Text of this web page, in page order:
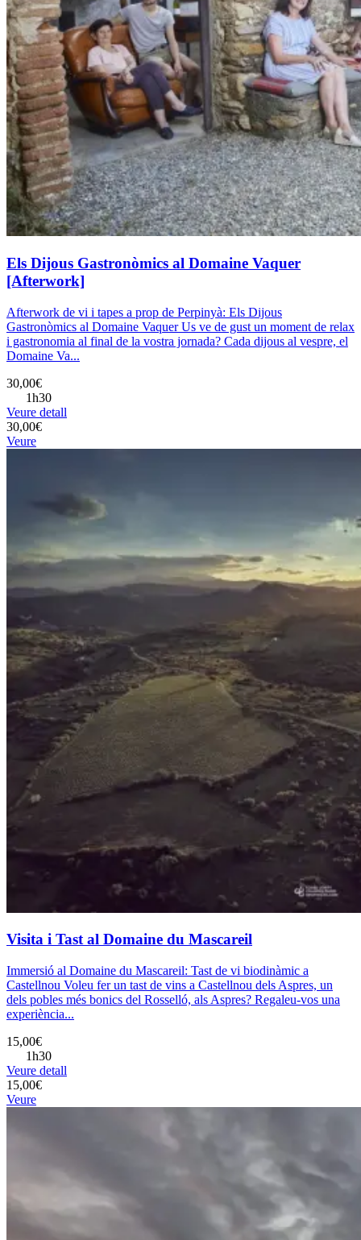
Els Dijous Gastronòmics al Domaine Vaquer
[Afterwork]
Afterwork de vi i tapes a prop de Perpinyà: Els Dijous
Gastronòmics al Domaine Vaquer Us ve de gust un moment de relax
i gastronomia al final de la vostra jornada? Cada dijous al vespre, el
Domaine Va...
30,00€
1h30
Veure detall
30,00€
Veure
Visita i Tast al Domaine du Mascareil
Immersió al Domaine du Mascareil: Tast de vi biodinàmic a
Castellnou Voleu fer un tast de vins a Castellnou dels Aspres, un
dels pobles més bonics del Rosselló, als Aspres? Regaleu-vos una
experiència...
15,00€
1h30
Veure detall
15,00€
Veure